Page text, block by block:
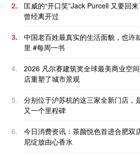
2.
匡威的“开口笑”Jack Purcell 又要回
曾经离开过
3.
中国老百姓最真实的生活面貌，也许
里 #每周一书
4.
2026 凡尔赛建筑奖全球最美商业空
店重塑了城市景观
5.
分别位于沪苏杭的这三家全新门店，
又一个里程碑
6.
今日消费资讯：茶颜悦色首进合肥双
尼绽放由心香水